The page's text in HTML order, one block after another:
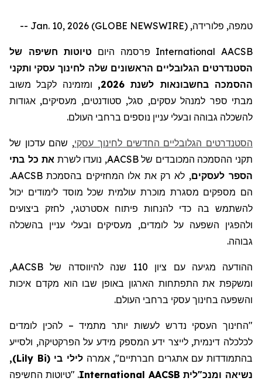
טמפה, פלורידה, Jan. 10, 2026 (GLOBE NEWSWIRE) --
AACSB
International פרסמה היום טיוטות חשיפה של
הסטנדרטים הגלובליים הראשונים שלה לחינוך עסקי ותקני
ההסמכהבחשבונאות לשנת 2026, ומזמינה לקבלמשוב
מבתי ספר למנהל עסקים, סגל, סטודנטים, מעסיקים, אגודות
להשכלה גבוהה ובעלי עניין נוספים ברחבי העולם.
הסטנדרטים הגלובליים החדשים לחינוך עסקי, שהם עדכון של
תקני ההסמכה המכובדים שלAACSB, נועדו לשרת את כל בתי
הספר לעסקים, לא רק את אלו המחזיקים בהסמכת AACSB
.
הם מספקים מסגרת מוכרת עולמית שכל מוסד לימודים יכול
להשתמש בה כדי להנחות פיתוח אסטרטגי, לחזק ביצועים
ולהפגין השפעה על לומדים, מעסיקים ובעלי עניין בהשכלה
גבוהה.
ההודעה מגיעה עם ציון 110 שנה להיווסד ה של AACSB
,
ומשקפת את התפתחות הארגון באופן שבו הוא מקדם איכות
והשפעה בחינוך עסקי ברחבי העולם.
"החינוך העסקי נדרש לעשות יותר מתמיד– להכין לומדים
לכלכלה דינמית, לייצר ידע המספק מידע על הפרקטיקה, ולסייע
בהתמודדות עם אתגרים חברתיים"
, אמרהלילי בי (
Lily Bi
)
,
נשיאה ומנכ"לית AACSB
International. "טיוטות החשיפה